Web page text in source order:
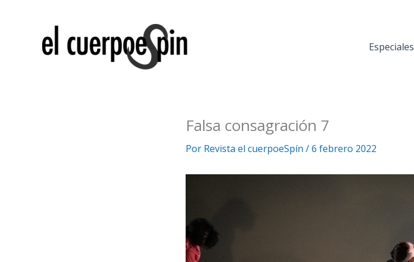
contenido
Especiales
Falsa consagración 7
Por Revista el cuerpoeSpín /6 febrero 2022